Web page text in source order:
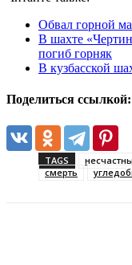
Обвал горной
В шахте
погиб горняк
В кузбасской
Поделиться ссылкой:
TAGS
смерть